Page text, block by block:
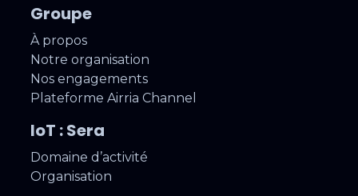
Groupe
À propos
Notre organisation
Nos engagements
Plateforme Airria Channel
IoT : Sera
Domaine d’activité
Organisation